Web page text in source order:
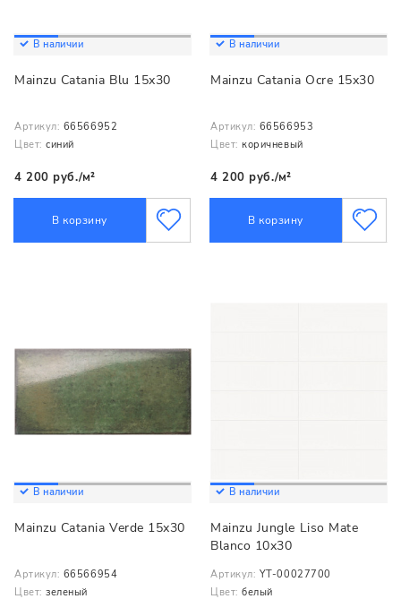
В наличии
Mainzu Catania Blu 15х30
Артикул: 66566952
Цвет: синий
4 200 руб./м²
В корзину
В наличии
Mainzu Catania Ocre 15х30
Артикул: 66566953
Цвет: коричневый
4 200 руб./м²
В корзину
В наличии
Mainzu Catania Verde 15х30
Артикул: 66566954
Цвет: зеленый
В наличии
Mainzu Jungle Liso Mate
Blanco 10х30
Артикул: YT-00027700
Цвет: белый